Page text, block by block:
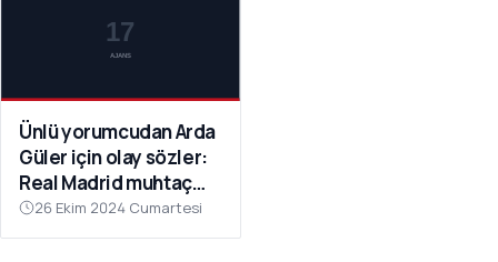
Ünlü yorumcudan Arda
Güler için olay sözler:
Real Madrid muhtaç
mı? Tesise sokmaz
26 Ekim 2024 Cumartesi